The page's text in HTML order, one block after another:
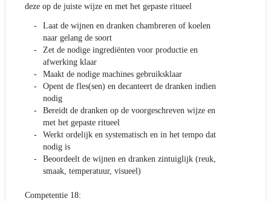
deze op de juiste wijze en met het gepaste ritueel
Laat de wijnen en dranken chambreren of koelen
naar gelang de soort
Zet de nodige ingrediënten voor productie en
afwerking klaar
Maakt de nodige machines gebruiksklaar
Opent de fles(sen) en decanteert de dranken indien
nodig
Bereidt de dranken op de voorgeschreven wijze en
met het gepaste ritueel
Werkt ordelijk en systematisch en in het tempo dat
nodig is
Beoordeelt de wijnen en dranken zintuiglijk (reuk,
smaak, temperatuur, visueel)
Competentie 18: